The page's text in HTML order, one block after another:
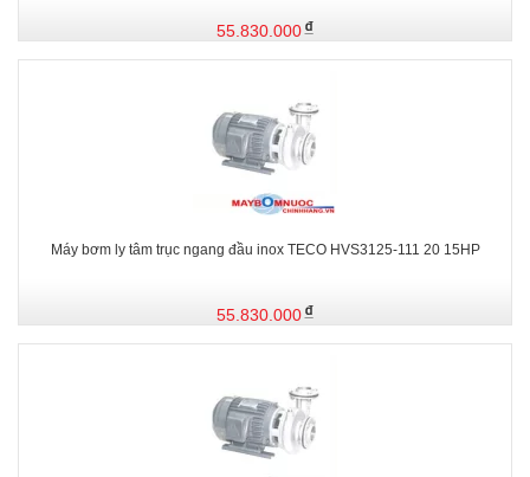
55.830.000
Máy bơm ly tâm trục ngang đầu inox TECO HVS3125-111 20 15HP
55.830.000